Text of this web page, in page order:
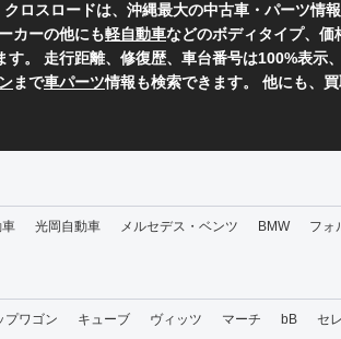
ロスロードは、沖縄最大の中古車・パーツ情報
カーの他にも軽自動車などのボディタイプ、価
。 走行距離、修復歴、車台番号は100%表示
まで車パーツ情報も検索できます。 他にも、
車 光岡自動車 メルセデス・ベンツ BMW フォ
プワゴン キューブ ヴィッツ マーチ bB セ